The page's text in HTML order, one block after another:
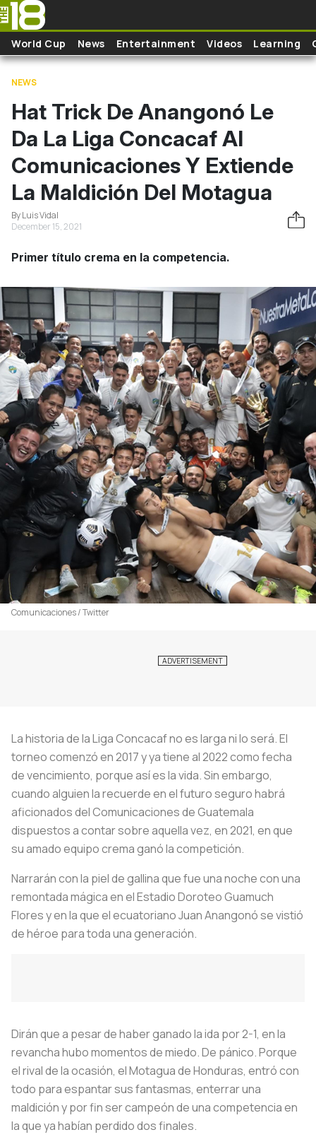
Skip to main content
World Cup News Entertainment Videos Learning
NEWS
Hat Trick De Anangonó Le
Da La Liga Concacaf Al
Comunicaciones Y Extiende
La Maldición Del Motagua
By Luis Vidal
December 15, 2021
Primer título crema en la competencia.
Comunicaciones / Twitter
La historia de la Liga Concacaf no es larga ni lo será. El
torneo comenzó en 2017 y ya tiene al 2022 como fecha
de vencimiento, porque así es la vida. Sin embargo,
cuando alguien la recuerde en el futuro seguro habrá
aficionados del Comunicaciones de Guatemala
dispuestos a contar sobre aquella vez, en 2021, en que
su amado equipo crema ganó la competición.
Narrarán con la piel de gallina que fue una noche con una
remontada mágica en el Estadio Doroteo Guamuch
Flores y en la que el ecuatoriano Juan Anangonó se vistió
de héroe para toda una generación.
Dirán que a pesar de haber ganado la ida por 2-1, en la
revancha hubo momentos de miedo. De pánico. Porque
el rival de la ocasión, el Motagua de Honduras, entró con
todo para espantar sus fantasmas, enterrar una
maldición y por fin ser campeón de una competencia en
la que ya habían perdido dos finales.